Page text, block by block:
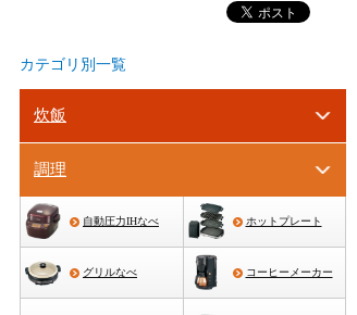
カテゴリ別一覧
炊飯
調理
自動圧力IHなべ ホットプレート
グリルなべ コーヒーメーカー